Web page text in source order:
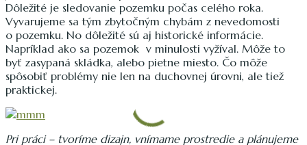
Dôležité je sledovanie pozemku počas celého roka.
Vyvarujeme sa tým zbytočným chybám z nevedomosti
o pozemku. No dôležité sú aj historické informácie.
Napríklad ako sa pozemok v minulosti vyžíval. Môže to
byť zasypaná skládka, alebo pietne miesto. Čo môže
spôsobiť problémy nie len na duchovnej úrovni, ale tiež
praktickej.
Pri práci – tvoríme dizajn, vnímame prostredie a plánujeme